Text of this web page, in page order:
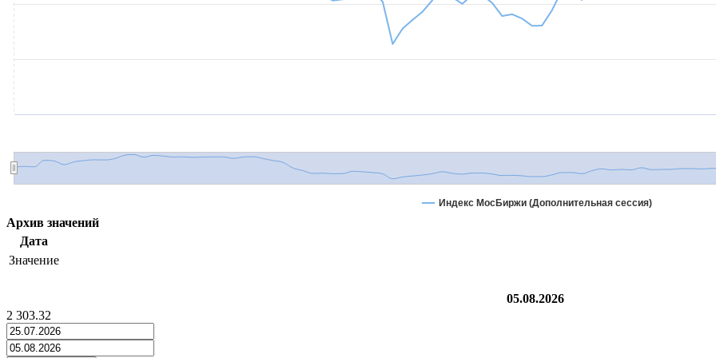
Индекс МосБиржи (Дополнительная сессия)
Архив значений
Дата
Значение
05.08.2026
2 303.32